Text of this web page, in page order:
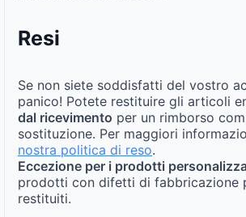
Resi
Se non siete soddisfatti del vostro
panico! Potete restituire gli articoli
dal ricevimento per un rimborso
sostituzione. Per maggiori
nostra politica di reso.
Eccezione per i prodotti
prodotti con difetti di fabbricazione
restituiti.